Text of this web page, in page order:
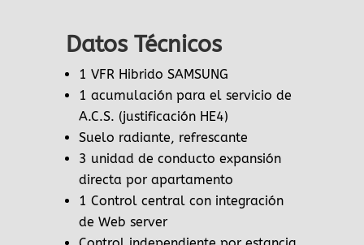
Datos Técnicos
1 VFR Hibrido SAMSUNG
1 acumulación para el servicio de
A.C.S. (justificación HE4)
Suelo radiante, refrescante
3 unidad de conducto expansión
directa por apartamento
1 Control central con integración
de Web server